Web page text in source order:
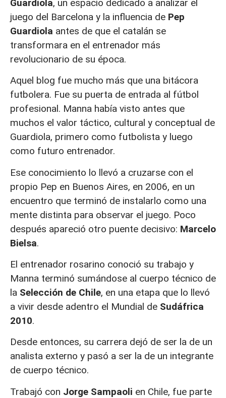
Guardiola, un espacio dedicado a analizar el
juego del Barcelona y la influencia de Pep
Guardiola antes de que el catalán se
transformara en el entrenador más
revolucionario de su época.
Aquel blog fue mucho más que una bitácora
futbolera. Fue su puerta de entrada al fútbol
profesional. Manna había visto antes que
muchos el valor táctico, cultural y conceptual de
Guardiola, primero como futbolista y luego
como futuro entrenador.
Ese conocimiento lo llevó a cruzarse con el
propio Pep en Buenos Aires, en 2006, en un
encuentro que terminó de instalarlo como una
mente distinta para observar el juego. Poco
después apareció otro puente decisivo: Marcelo
Bielsa.
El entrenador rosarino conoció su trabajo y
Manna terminó sumándose al cuerpo técnico de
la Selección de Chile, en una etapa que lo llevó
a vivir desde adentro el Mundial de Sudáfrica
2010.
Desde entonces, su carrera dejó de ser la de un
analista externo y pasó a ser la de un integrante
de cuerpo técnico.
Trabajó con Jorge Sampaoli en Chile, fue parte